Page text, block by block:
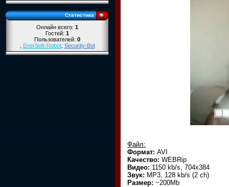
Статистика
Онлайн всего:1
Гостей:1
Пользователей:0
,EnerSoft-Robot,Security-Bot
Файл:
Формат: AVI
Качество: WEBRip
Видео: 1150 kb/s, 704x384
Звук: MP3, 128 kb/s (2 ch)
Размер: ~200Mb